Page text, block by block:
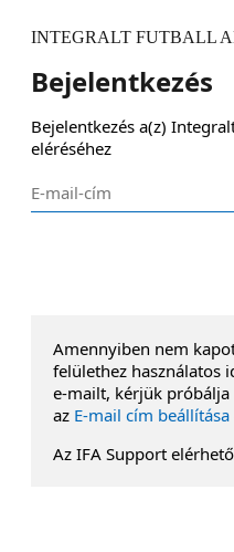
INTEGRALT FUTBALL
Bejelentkezés
Bejelentkezés a(z)
eléréséhez
Amennyiben nem
felülethez használatos
e-mailt, kérjük
az E-mail cím beállítása
Az IFA Support